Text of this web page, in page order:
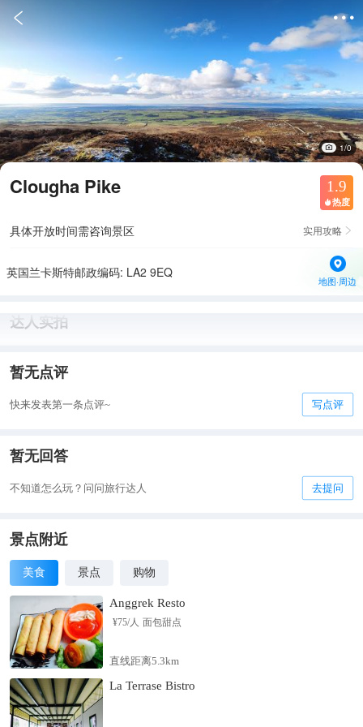
 
1/0
Clougha Pike 1.9
 热度
具体开放时间需咨询景区 实用攻略 
英国兰卡斯特邮政编码: LA2 9EQ
地图·周边
达人实拍
暂无点评
快来发表第一条点评~ 写点评
暂无回答
不知道怎么玩？问问旅行达人 去提问
景点附近
美食 景点 购物
Anggrek Resto
¥75/人 面包甜点
直线距离5.3km
La Terrase Bistro